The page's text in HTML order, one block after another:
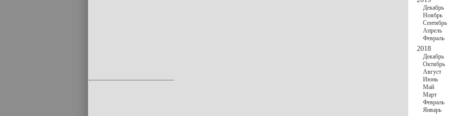
Декабрь
Ноябрь
Сентябрь
Апрель
Февраль
2018
Декабрь
Октябрь
Август
Июнь
Май
Март
Февраль
Январь